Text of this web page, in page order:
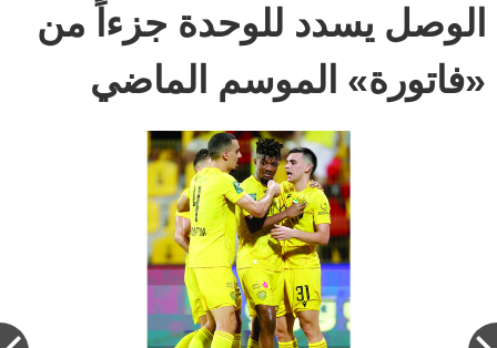
الوصل يسدد للوحدة جزءاً من
«فاتورة» الموسم الماضي